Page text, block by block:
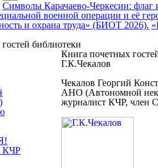
Символы Карачаево-Черкесии: флаг
военной операции и её
и охрана труда» (БИОТ 2026).
библиотеки
Книга почетных
Г.К.Чекалов
Чекалов Георгий
АНО (Автономной
журналист КЧР, член